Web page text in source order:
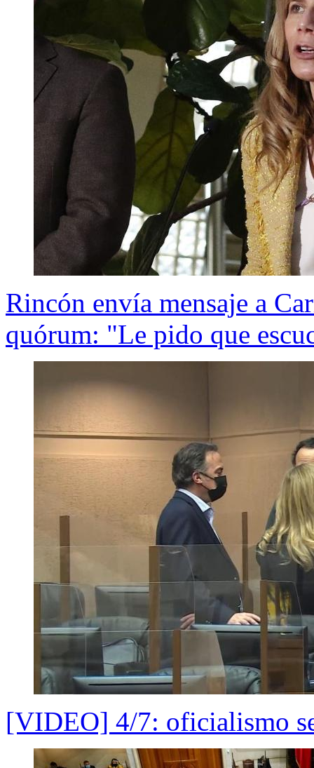
Rincón envía mensaje a
quórum: "Le pido que
[VIDEO] 4/7: oficialismo